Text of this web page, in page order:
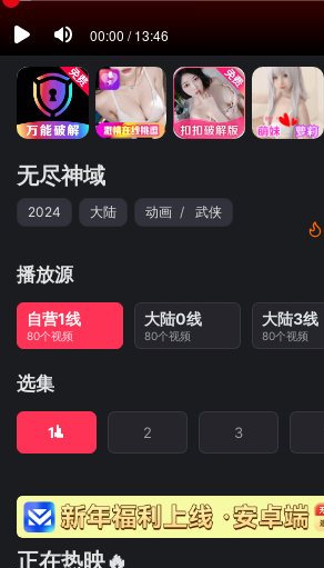
无尽神域
2024 大陆 动画 / 武侠
播放源
自营1线
80个视频
大陆0线
80个视频
大陆3线
80个视频
选集
1 2 3
正在热映🔥